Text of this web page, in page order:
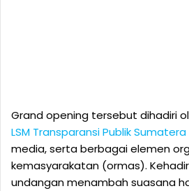
Grand opening tersebut dihadiri
LSM Transparansi Publik
media, serta berbagai elemen
kemasyarakatan (ormas).
undangan menambah suasana